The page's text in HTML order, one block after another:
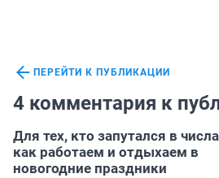
ПЕРЕЙТИ К ПУБЛИКАЦИИ
4 комментария к
Для тех, кто запутался в
как работаем и отдыхаем в
новогодние праздники